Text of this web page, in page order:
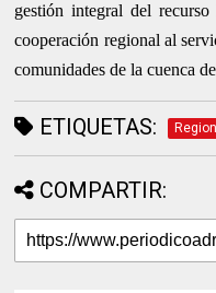
gestión integral del
cooperación regional al
comunidades de la cuenca
ETIQUETAS:
COMPARTIR: